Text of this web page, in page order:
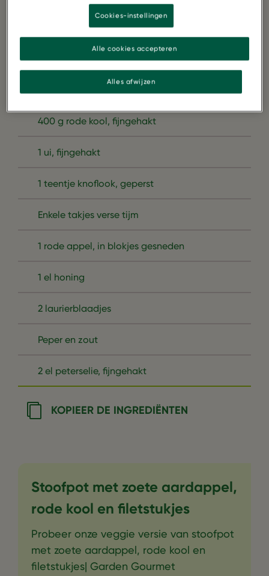
1 pak Garden Gourmet Filetstukjes
1 kg zoete aardappel, in blokjes gesneden
400 g rode kool, fijngehakt
1 ui, fijngehakt
1 teentje knoflook, geperst
Enkele takjes verse tijm
1 rode appel, in blokjes gesneden
1 el honing
2 laurierblaadjes
Peper en zout
2 el peterselie, fijngehakt
KOPIEER DE INGREDIËNTEN
Stoofpot met zoete aardappel,
rode kool en filetstukjes
Probeer onze veggie versie van stoofpot
met zoete aardappel, rode kool en
filetstukjes| Garden Gourmet
Cookies-instellingen
Alles afwijzen
Alle cookies accepteren